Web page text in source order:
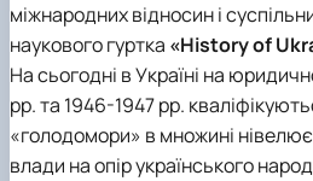
міжнародних відносин і
наукового гуртка «History of
На сьогодні в Україні на
рр. та 1946-1947 рр.
«голодомори» в множині
влади на опір українського